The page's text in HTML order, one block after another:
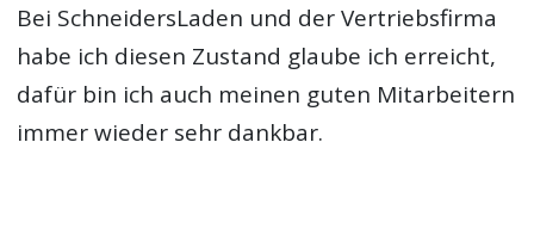
Bei SchneidersLaden und der Vertriebsfirma
habe ich diesen Zustand glaube ich erreicht,
dafür bin ich auch meinen guten Mitarbeitern
immer wieder sehr dankbar.